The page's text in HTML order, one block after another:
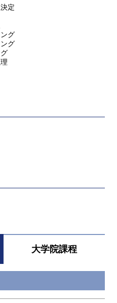
定
グ
グ
大学院課程